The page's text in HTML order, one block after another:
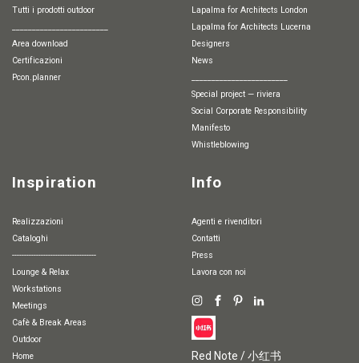
Tutti i prodotti outdoor
Area download
Certificazioni
pcon.planner
Lapalma for Architects London
Lapalma for Architects Lucerna
Designers
News
special project — riviera
Social Corporate Responsibility
Manifesto
whistleblowing
Inspiration
Realizzazioni
Cataloghi
-----------------------------------
Lounge & Relax
Workstations
Meetings
Cafè & Break Areas
Outdoor
Home
Info
Agenti e rivenditori
Contatti
Press
Lavora con noi
Red Note / 小红书